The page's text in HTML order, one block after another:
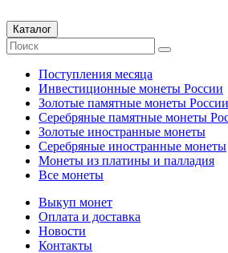
Каталог
Поступления месяца
Инвестиционные монеты России
Золотые памятные монеты
Серебряные памятные монеты
Золотые иностранные монеты
Серебряные иностранные монеты
Монеты из платины и палладия
Все монеты
Выкуп монет
Оплата и доставка
Новости
Контакты